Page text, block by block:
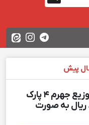
در آستانه عید غدیر؛ پست فوق توزیع جهرم ۴ پارک
ریال به صورت